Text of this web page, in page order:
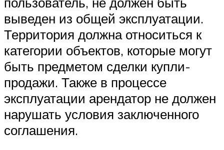
выведен из общей эксплуатации.
Территория должна относиться к
категории объектов, которые могут
быть предметом сделки купли-
продажи. Также в процессе
эксплуатации арендатор не должен
нарушать условия заключенного
соглашения.